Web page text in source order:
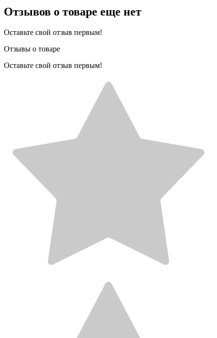
Отзывов о товаре еще нет
Оставьте свой отзыв первым!
Отзывы о товаре
Оставьте свой отзыв первым!